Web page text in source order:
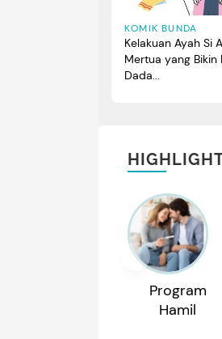
KOMIK BUNDA
Kelakuan Ayah Si
Mertua yang Bikin
Dada...
Program
Hamil